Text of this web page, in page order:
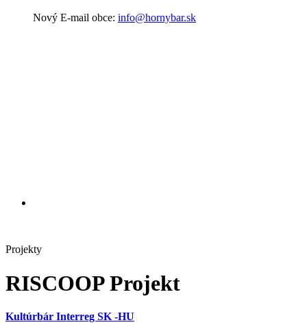
Nový E-mail obce: info@hornybar.sk
Projekty
RISCOOP Projekt
Kultúrbár Interreg SK -HU